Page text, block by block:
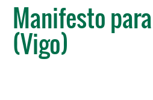
Manifesto
(Vigo)